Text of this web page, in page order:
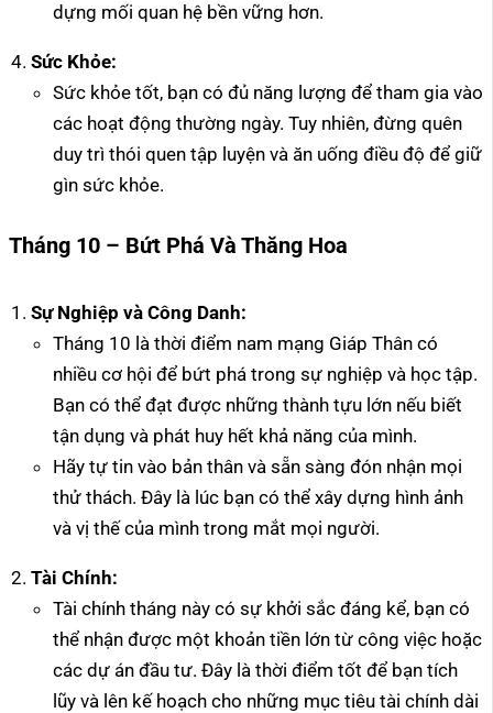
dựng mối quan hệ bền vững hơn.
Sức Khỏe:
Sức khỏe tốt, bạn có đủ năng lượng để tham gia vào
các hoạt động thường ngày. Tuy nhiên, đừng quên
duy trì thói quen tập luyện và ăn uống điều độ để giữ
gìn sức khỏe.
Tháng 10 – Bứt Phá Và Thăng Hoa
Sự Nghiệp và Công Danh:
Tháng 10 là thời điểm nam mạng Giáp Thân có
nhiều cơ hội để bứt phá trong sự nghiệp và học tập.
Bạn có thể đạt được những thành tựu lớn nếu biết
tận dụng và phát huy hết khả năng của mình.
Hãy tự tin vào bản thân và sẵn sàng đón nhận mọi
thử thách. Đây là lúc bạn có thể xây dựng hình ảnh
và vị thế của mình trong mắt mọi người.
Tài Chính:
Tài chính tháng này có sự khởi sắc đáng kể, bạn có
thể nhận được một khoản tiền lớn từ công việc hoặc
các dự án đầu tư. Đây là thời điểm tốt để bạn tích
lũy và lên kế hoạch cho những mục tiêu tài chính dài